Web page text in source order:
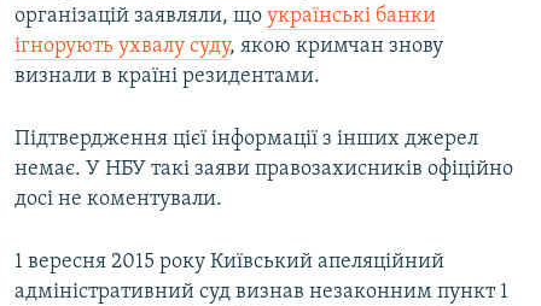
організацій заявляли, що українські банки
ігнорують ухвалу суду, якою кримчан знову
визнали в країні резидентами.
Підтвердження цієї інформації з інших джерел
немає. У НБУ такі заяви правозахисників офіційно
досі не коментували.
1 вересня 2015 року Київський апеляційний
адміністративний суд визнав незаконним пункт 1